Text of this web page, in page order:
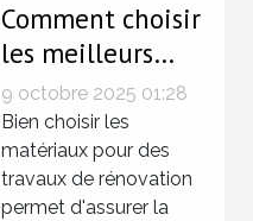
Comment choisir
les meilleurs
matériaux pour
vos travaux de
rénovation
9 octobre 2025 01:28
Bien choisir les
matériaux pour des
travaux de rénovation
permet d'assurer la